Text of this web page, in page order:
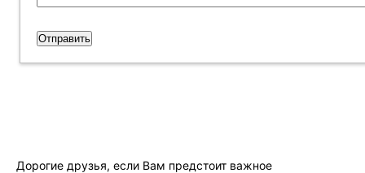
Дорогие друзья, если Вам предстоит важное